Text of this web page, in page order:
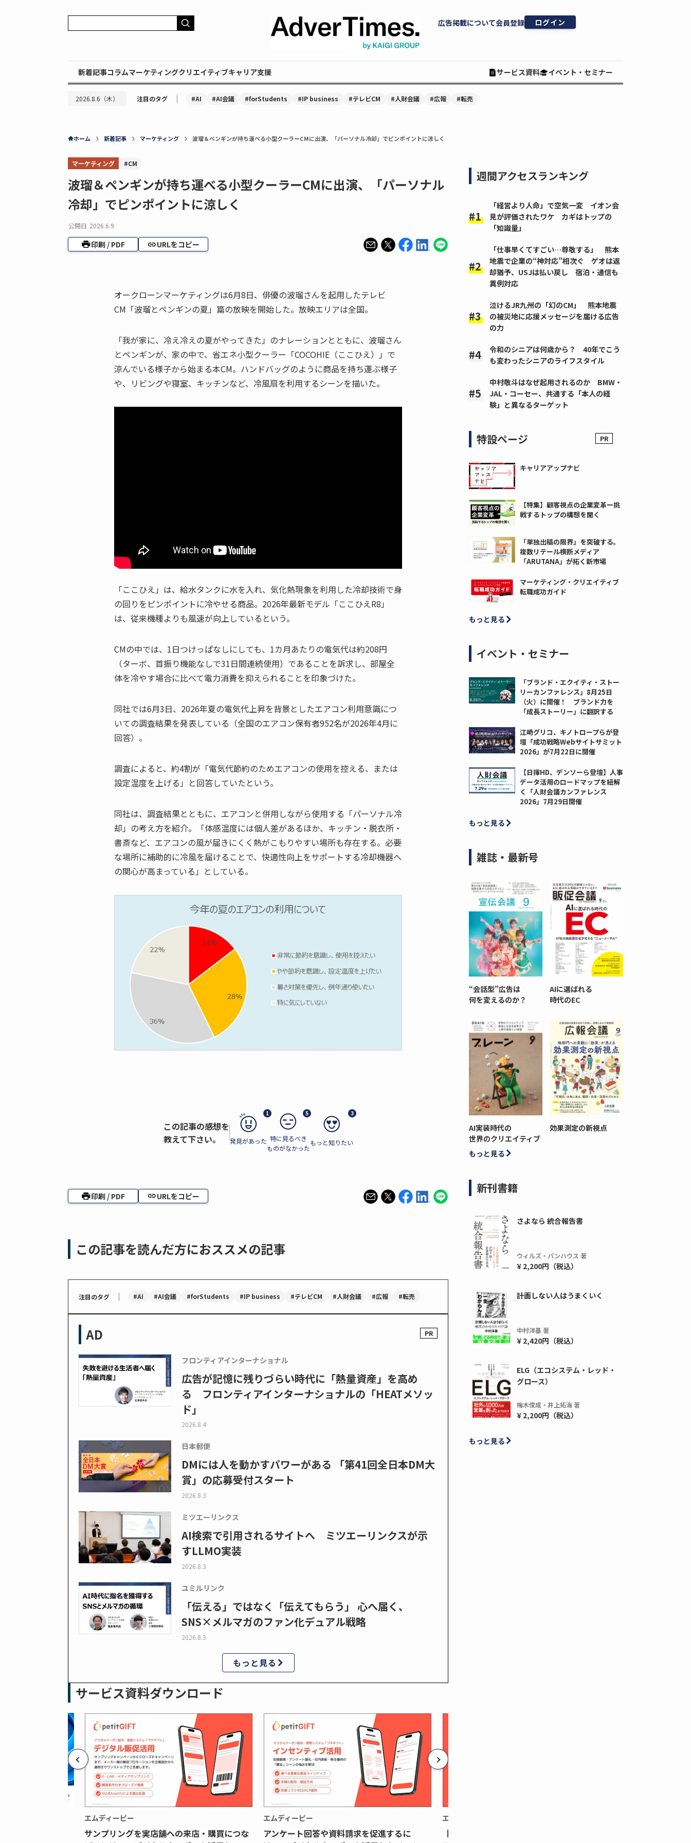
広告掲載について会員登録 ログイン
新着記事コラムマーケティングクリエイティブキャリア支援 サービス資料 イベント・セミナー
2026.8.6（木） 注目のタグ ｜ #AI #AI会議 #forStudents #IP business #テレビCM #人財会議 #広報 #転売
ホーム 新着記事 マーケティング 波瑠＆ペンギンが持ち運べる小型クーラーCMに出演、「パーソナル冷却」でピンポイントに涼しく
マーケティング #CM
波瑠＆ペンギンが持ち運べる小型クーラーCMに出演、「パーソナル
冷却」でピンポイントに涼しく
公開日 2026.6.9
印刷 / PDF URLをコピー
オークローンマーケティングは6月8日、俳優の波瑠さんを起用したテレビ
CM「波瑠とペンギンの夏」篇の放映を開始した。放映エリアは全国。
「我が家に、冷え冷えの夏がやってきた」のナレーションとともに、波瑠さん
とペンギンが、家の中で、省エネ小型クーラー「COCOHIE（ここひえ）」で
涼んでいる様子から始まる本CM。ハンドバッグのように商品を持ち運ぶ様子
や、リビングや寝室、キッチンなど、冷風扇を利用するシーンを描いた。
「ここひえ」は、給水タンクに水を入れ、気化熱現象を利用した冷却技術で身
の回りをピンポイントに冷やせる商品。2026年最新モデル「ここひえR8」
は、従来機種よりも風速が向上しているという。
CMの中では、1日つけっぱなしにしても、1カ月あたりの電気代は約208円
（ターボ、首振り機能なしで31日間連続使用）であることを訴求し、部屋全
体を冷やす場合に比べて電力消費を抑えられることを印象づけた。
同社では6月3日、2026年夏の電気代上昇を背景としたエアコン利用意識につ
いての調査結果を発表している（全国のエアコン保有者952名が2026年4月に
回答）。
調査によると、約4割が「電気代節約のためエアコンの使用を控える、または
設定温度を上げる」と回答していたという。
同社は、調査結果とともに、エアコンと併用しながら使用する「パーソナル冷
却」の考え方を紹介。「体感温度には個人差があるほか、キッチン・脱衣所・
書斎など、エアコンの風が届きにくく熱がこもりやすい場所も存在する。必要
な場所に補助的に冷風を届けることで、快適性向上をサポートする冷却機器へ
の関心が高まっている」としている。
この記事の感想を
教えて下さい。
1
発見があった
5
特に見るべき
ものがなかった
3
もっと知りたい
印刷 / PDF URLをコピー
この記事を読んだ方におススメの記事
注目のタグ ｜ #AI #AI会議 #forStudents #IP business #テレビCM #人財会議 #広報 #転売
AD
フロンティアインターナショナル
広告が記憶に残りづらい時代に「熱量資産」を高め
る フロンティアインターナショナルの「HEATメソッ
ド」
2026.8.4
日本郵便
DMには人を動かすパワーがある 「第41回全日本DM大
賞」の応募受付スタート
2026.8.3
ミツエーリンクス
AI検索で引用されるサイトへ ミツエーリンクスが示
すLLMO実装
2026.8.3
ユミルリンク
「伝える」ではなく「伝えてもらう」 心へ届く、
SNS×メルマガのファン化デュアル戦略
2026.8.3
もっと見る
サービス資料ダウンロード
エムディーピー
サンプリングを実店舗への来店・購買につな
エムディーピー
アンケート回答や資料請求を促進するに
エムディーピー
【月間1,000万本以上の配布実績！】デジタ
週間アクセスランキング
「経営より人命」で空気一変 イオン会
見が評価されたワケ カギはトップの
「知識量」
「仕事早くてすごい…尊敬する」 熊本
地震で企業の“神対応”相次ぐ ゲオは返
却猶予、USJは払い戻し 宿泊・通信も
異例対応
泣けるJR九州の「幻のCM」 熊本地震
の被災地に応援メッセージを届ける広告
の力
令和のシニアは何歳から？ 40年でこう
も変わったシニアのライフスタイル
中村敬斗はなぜ起用されるのか BMW・
JAL・コーセー、共通する「本人の経
験」と異なるターゲット
特設ページ
キャリアアップナビ
【特集】顧客視点の企業変革ー挑
戦するトップの構想を聞く
「単独出稿の限界」を突破する。
複数リテール横断メディア
「ARUTANA」が拓く新市場
マーケティング・クリエイティブ
転職成功ガイド
もっと見る
イベント・セミナー
「ブランド・エクイティ・ストー
リーカンファレンス」8月25日
（火）に開催！ ブランド力を
「成長ストーリー」に翻訳する
江崎グリコ、キノトロープらが登
壇「成功戦略Webサイトサミット
2026」が7月22日に開催
【日揮HD、デンソーら登壇】人事
データ活用のロードマップを紐解
く「人財会議カンファレンス
2026」7月29日開催
もっと見る
雑誌・最新号
“会話型”広告は
何を変えるのか？
AIに選ばれる
時代のEC
AI実装時代の
世界のクリエイティブ
効果測定の新視点
もっと見る
新刊書籍
さよなら 統合報告書
ウィルズ・パンハウス 著
¥ 2,200円（税込）
計画しない人はうまくいく
中村洋基 著
¥ 2,420円（税込）
ELG（エコシステム・レッド・
グロース）
梅木俊成・井上拓海 著
¥ 2,200円（税込）
もっと見る